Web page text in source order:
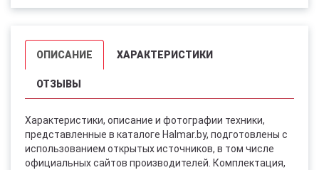
ОПИСАНИЕ ХАРАКТЕРИСТИКИ
ОТЗЫВЫ
Характеристики, описание и фотографии техники,
представленные в каталоге Halmar.by, подготовлены с
использованием открытых источников, в том числе
официальных сайтов производителей. Комплектация,